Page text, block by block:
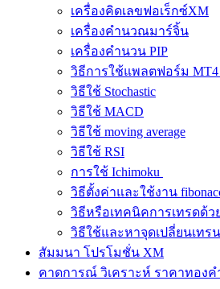
เครื่องคิดเลขฟอเร็กซ์XM
เครื่องคำนวณมาร์จิ้น
เครื่องคำนวน PIP
วิธีการใช้แพลตฟอร์ม MT4
วิธีใช้ Stochastic
วิธีใช้ MACD
วิธีใช้ moving average
วิธีใช้ RSI
การใช้ Ichimoku
วิธีตั้งค่าและใช้งาน
วิธีหรือเทคนิคการเทรดด้วย
วิธีใช้และหาจุดเปลี่ยนเทรน
สัมมนา โปรโมชั่น XM
คาดการณ์ วิเคราะห์ ราคาทองค